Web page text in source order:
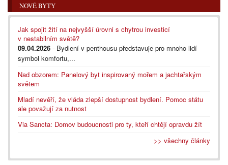
NOVÉ BYTY
Jak spojit žití na nejvyšší úrovni s chytrou investicí
v nestabilním světě?
09.04.2026 - Bydlení v penthousu představuje pro mnoho lidí
symbol komfortu,...
Nad obzorem: Panelový byt inspirovaný mořem a jachtařským
světem
Mladí nevěří, že vláda zlepší dostupnost bydlení. Pomoc státu
ale považují za nutnost
Via Sancta: Domov budoucnosti pro ty, kteří chtějí opravdu žít
>> všechny články